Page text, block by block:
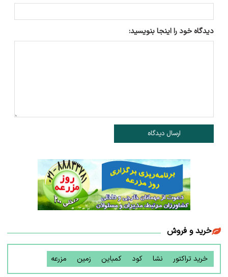
دیدگاه خود را اینجا بنویسید:
ارسال دیدگاه
خرید و فروش
خرید تراکتور نشا کود کمباین زمین مزرعه